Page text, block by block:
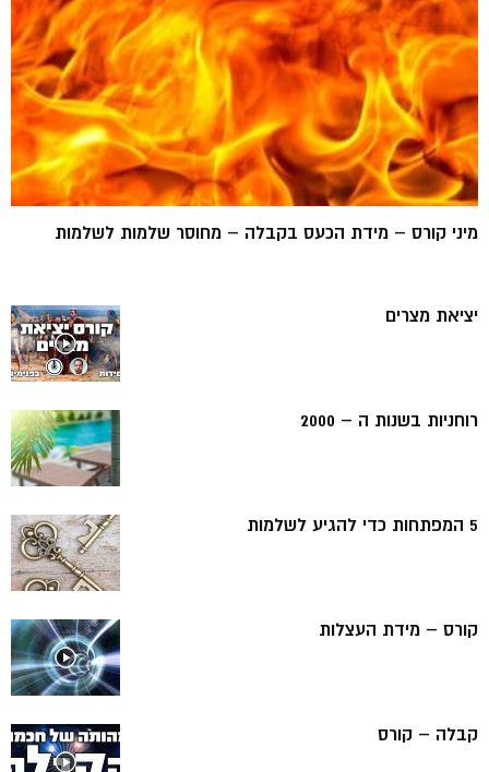
מיני קורס – מידת הכעס בקבלה – מחוסר שלמות לשלמות
יציאת מצרים
רוחניות בשנות ה – 2000
5 המפתחות כדי להגיע לשלמות
קורס – מידת העצלות
קבלה – קורס